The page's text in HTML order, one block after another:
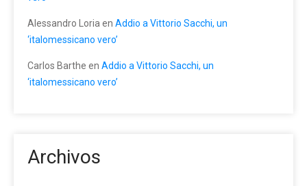
Alessandro Loria en Addio a Vittorio Sacchi, un
‘italomessicano vero’
Carlos Barthe en Addio a Vittorio Sacchi, un
‘italomessicano vero’
Archivos